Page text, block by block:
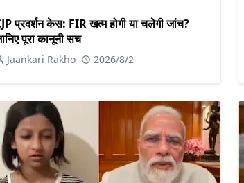
प्रदर्शन केस: FIR खत्म होगी या चलेगी जांच?
पूरा कानूनी सच
Jaankari Rakho 2026/8/2